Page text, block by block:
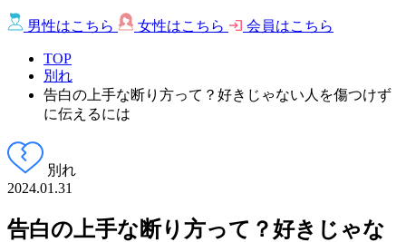
男性はこちら 女性はこちら 会員はこちら
TOP
別れ
告白の上手な断り方って？好きじゃない人を傷つけず
に伝えるには
別れ
2024.01.31
告白の上手な断り方って？好きじゃな